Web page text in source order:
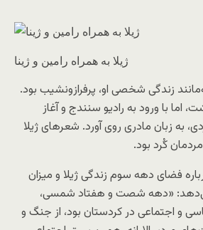
ژیلا به همراه رامین و ژینا
زندگی شخصی‌ او، پرفرازونشیب بود.
اما با ورود به رادیو سنندج و آغاز
به زبان مادری روی آورد. شعرهای ژیلا
کُرد بود.
فضای دهه سوم زندگی ژیلا و میزان
می‌دهد: «دهه شصت و هفتاد شمسی،
و اجتماعی در کردستان بود، از جنگ و